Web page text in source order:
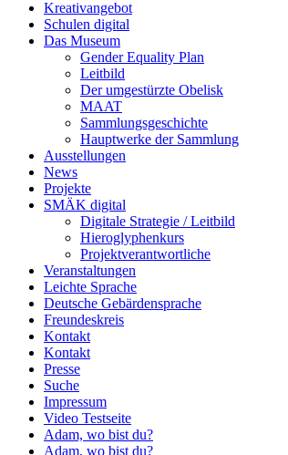
Kreativangebot
Schulen digital
Das Museum
Gender Equality Plan
Leitbild
Der umgestürzte Obelisk
MAAT
Sammlungsgeschichte
Hauptwerke der Sammlung
Ausstellungen
News
Projekte
SMÄK digital
Digitale Strategie / Leitbild
Hieroglyphenkurs
Projektverantwortliche
Veranstaltungen
Leichte Sprache
Deutsche Gebärdensprache
Freundeskreis
Kontakt
Kontakt
Presse
Suche
Impressum
Video Testseite
Adam, wo bist du?
Adam, wo bist du?